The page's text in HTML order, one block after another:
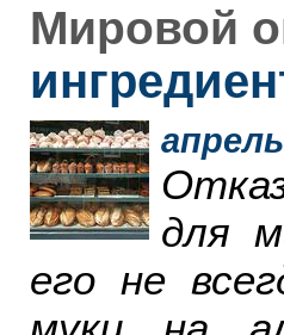
Мировой
для
его не